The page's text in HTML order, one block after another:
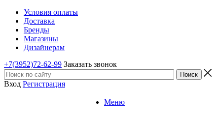
Условия оплаты
Доставка
Бренды
Магазины
Дизайнерам
+7(3952)72-62-99 Заказать звонок
Вход Регистрация
Меню